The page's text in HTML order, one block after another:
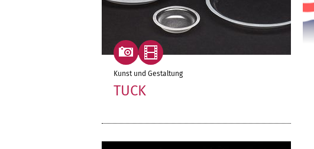
TUCK
Kunst und Gestaltung